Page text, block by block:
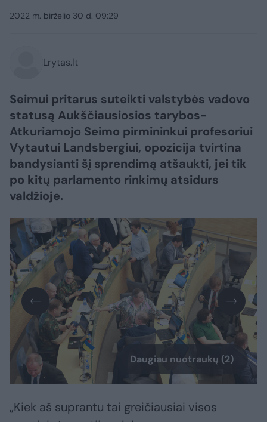
2022 m. birželio 30 d. 09:29
Lrytas.lt
Seimui pritarus suteikti valstybės vadovo
statusą Aukščiausiosios tarybos-
Atkuriamojo Seimo pirmininkui profesoriui
Vytautui Landsbergiui, opozicija tvirtina
bandysianti šį sprendimą atšaukti, jei tik
po kitų parlamento rinkimų atsidurs
valdžioje.
Daugiau nuotraukų (2)
„Kiek aš suprantu tai greičiausiai visos